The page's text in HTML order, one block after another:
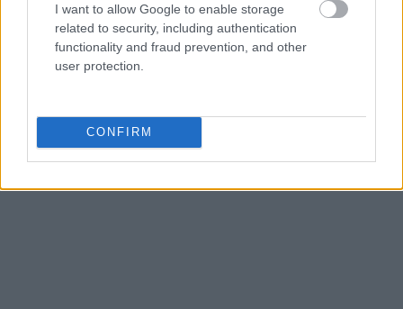
I want to allow Google to enable storage
related to security, including authentication
functionality and fraud prevention, and other
user protection.
CONFIRM
μικρών επιχειρήσεων σε μεγαλύτερο εύρος.
Δουλεύουμε πάνω σε αυτή την κατεύθυνση».